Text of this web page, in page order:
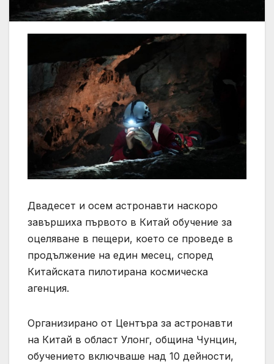
Двадесет и осем астронавти наскоро
завършиха първото в Китай обучение за
оцеляване в пещери, което се проведе в
продължение на един месец, според
Китайската пилотирана космическа
агенция.
Организирано от Центъра за астронавти
на Китай в област Улонг, община Чунцин,
обучението включваше над 10 дейности,